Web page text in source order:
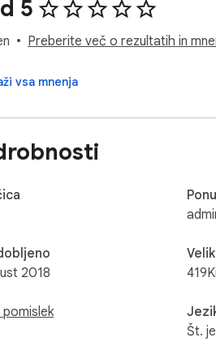
5
Preberite več o rezultatih in
vsa mnenja
2018
pomislek
Št.